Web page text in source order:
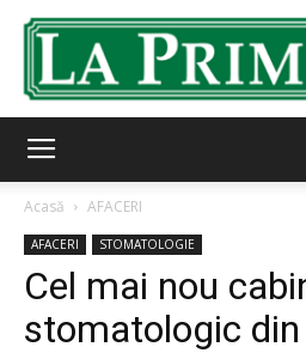
Acasă AFACERI
AFACERI STOMATOLOGIE
Cel mai nou
stomatologic din